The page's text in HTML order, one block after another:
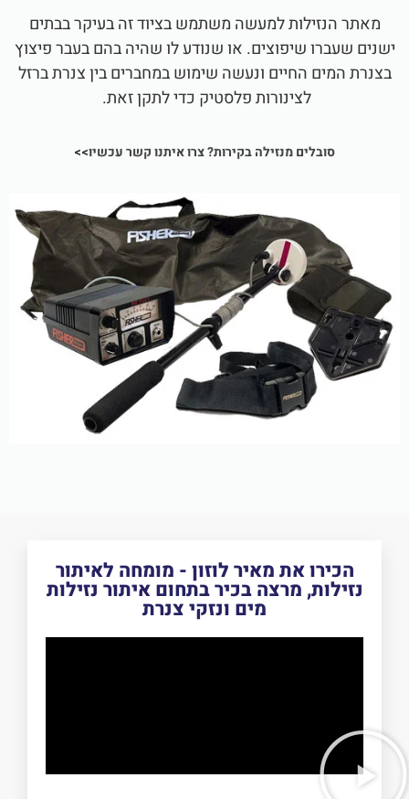
מאתר הנזילות למעשה משתמש בציוד זה בעיקר בבתים
ישנים שעברו שיפוצים. או שנודע לו שהיה בהם בעבר פיצוץ
בצנרת המים החיים ונעשה שימוש במחברים בין צנרת ברזל
לצינורות פלסטיק כדי לתקן זאת.
סובלים מנזילה בקירות? צרו איתנו קשר עכשיו>>
הכירו את מאיר לוזון - מומחה לאיתור
נזילות, מרצה בכיר בתחום איתור נזילות
מים ונזקי צנרת